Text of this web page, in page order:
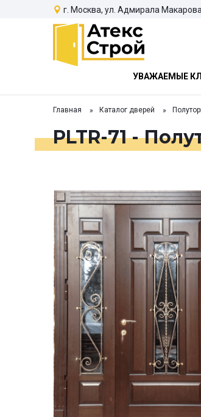
г. Москва, ул. Адмирала
УВАЖАЕМЫЕ
Главная Каталог дверей
PLTR-71 -